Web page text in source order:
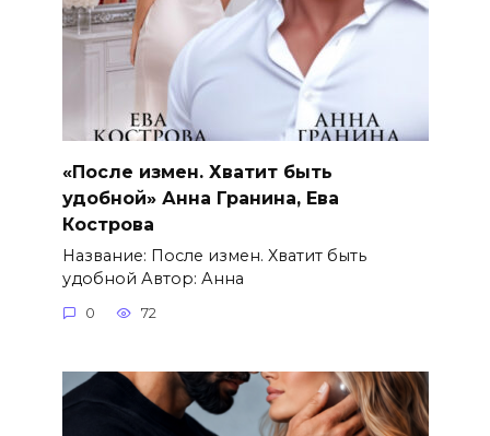
«После измен. Хватит быть
удобной» Анна Гранина, Ева
Кострова
Название: После измен. Хватит быть
удобной Автор: Анна
0 72